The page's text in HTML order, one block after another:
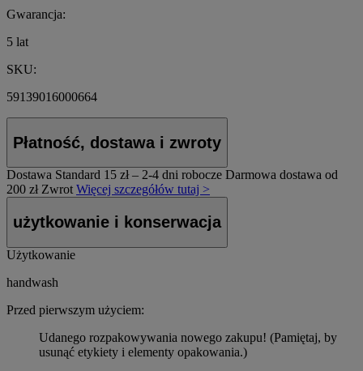
Gwarancja:
5 lat
SKU:
59139016000664
Płatność, dostawa i zwroty
Dostawa Standard 15 zł – 2-4 dni robocze Darmowa dostawa od
200 zł Zwrot Więcej szczegółów tutaj >
użytkowanie i konserwacja
Użytkowanie
handwash
Przed pierwszym użyciem:
Udanego rozpakowywania nowego zakupu! (Pamiętaj, by
usunąć etykiety i elementy opakowania.)